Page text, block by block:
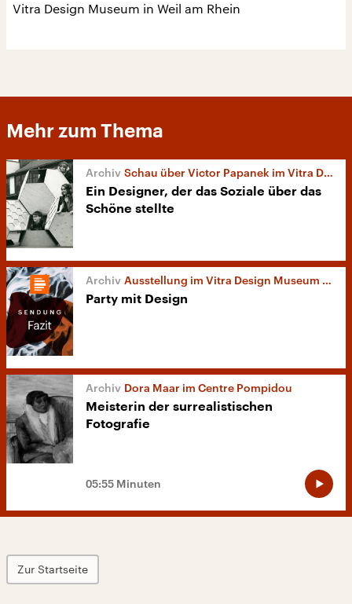
Vitra Design Museum in Weil am Rhein
Mehr zum Thema
Schau über Victor Papanek im Vitra Design Museum
Ein Designer, der das Soziale über das
Schöne stellte
Ausstellung im Vitra Design Museum über Clubkultur
Party mit Design
Dora Maar im Centre Pompidou
Meisterin der surrealistischen
Fotografie
05:55 Minuten
Zur Startseite